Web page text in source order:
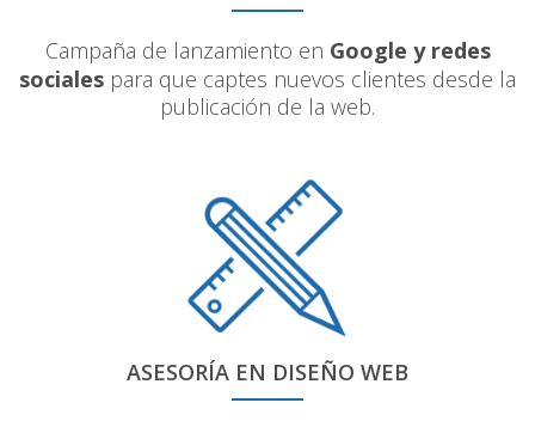
Campaña de lanzamiento en Google y redes
sociales para que captes nuevos clientes desde la
publicación de la web.
ASESORÍA EN DISEÑO WEB